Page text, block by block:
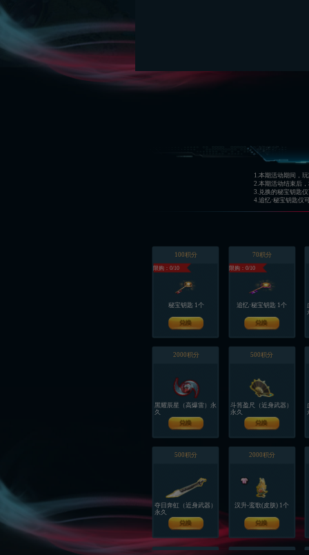
1.本期活动期间，
2.本期活动结束后
3.兑换的秘宝钥匙
4.追忆·秘宝钥匙仅
100积分
限购：0/10
秘宝钥匙 1个
70积分
限购：0/10
追忆·秘宝钥匙 1个
2000积分
黑耀辰星（高爆雷）永
久
500积分
斗筲盈尺（近身武器）
永久
500积分
夺日奔虹（近身武器）
永久
2000积分
汉升-鸾歌(皮肤) 1个